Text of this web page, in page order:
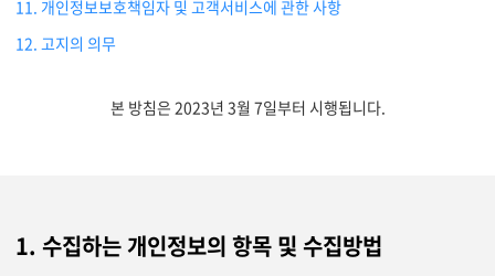
11. 개인정보보호책임자 및 고객서비스에 관한 사항
12. 고지의 의무
본 방침은 2023년 3월 7일부터 시행됩니다.
1. 수집하는 개인정보의 항목 및 수집방법